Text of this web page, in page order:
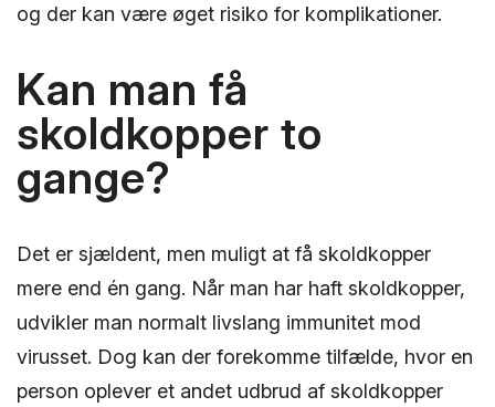
og der kan være øget risiko for komplikationer.
Kan man få
skoldkopper to
gange?
Det er sjældent, men muligt at få skoldkopper
mere end én gang. Når man har haft skoldkopper,
udvikler man normalt livslang immunitet mod
virusset. Dog kan der forekomme tilfælde, hvor en
person oplever et andet udbrud af skoldkopper